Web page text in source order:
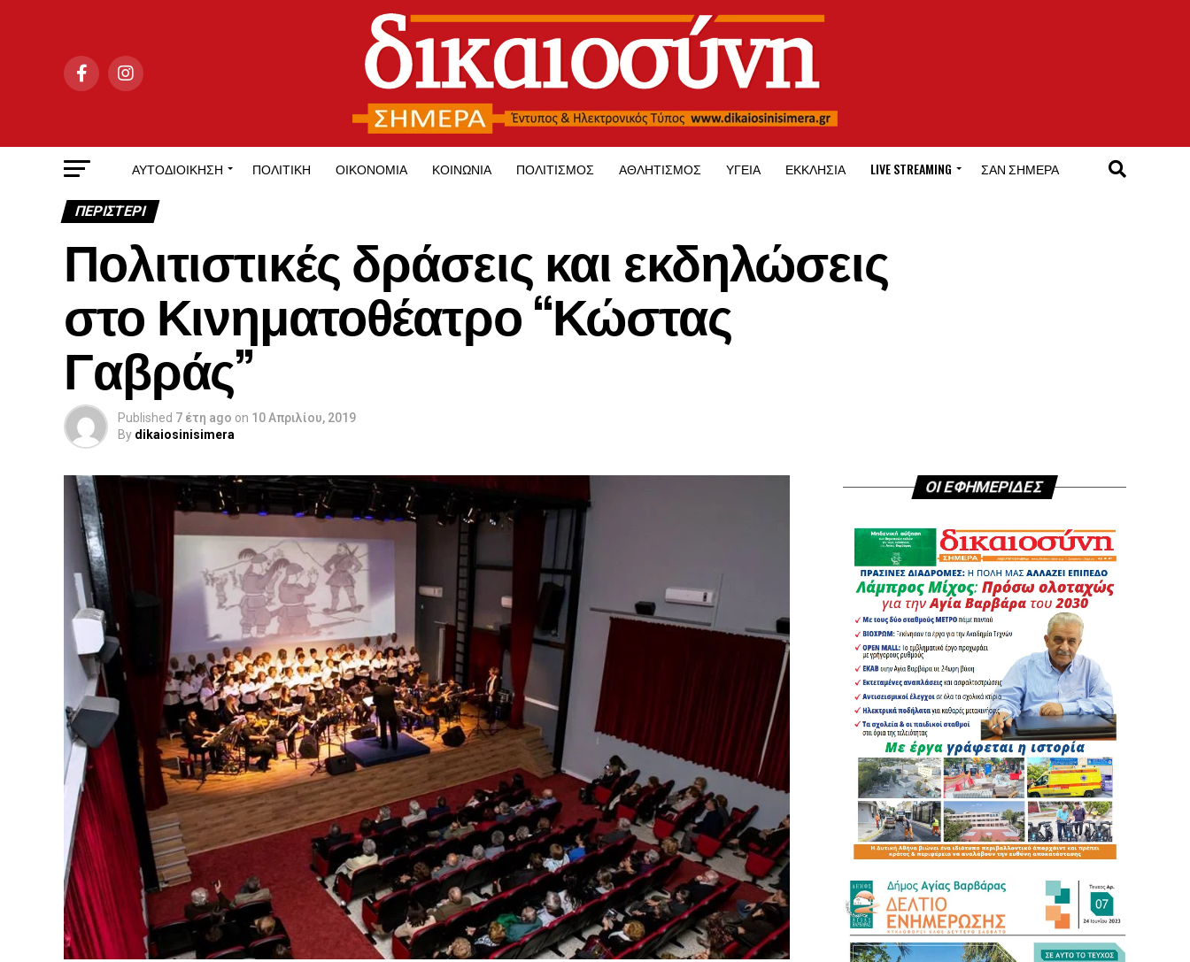
ΑΥΤΟΔΙΟΊΚΗΣΗ ΠΟΛΙΤΙΚΉ ΟΙΚΟΝΟΜΊΑ ΚΟΙΝΩΝΊΑ ΠΟΛΙΤΙΣΜΌΣ ΑΘΛΗΤΙΣΜΌΣ ΥΓΕΊΑ ΕΚΚΛΗΣΊΑ LIVE STREAMING ΣΑΝ ΣΉΜΕΡΑ
ΠΕΡΙΣΤΕΡΙ
Πολιτιστικές δράσεις και εκδηλώσεις
στο Κινηματοθέατρο “Κώστας
Γαβράς”
Published 7 έτη ago on 10 Απριλίου, 2019
By dikaiosinisimera
ΟΙ ΕΦΗΜΕΡΙΔΕΣ